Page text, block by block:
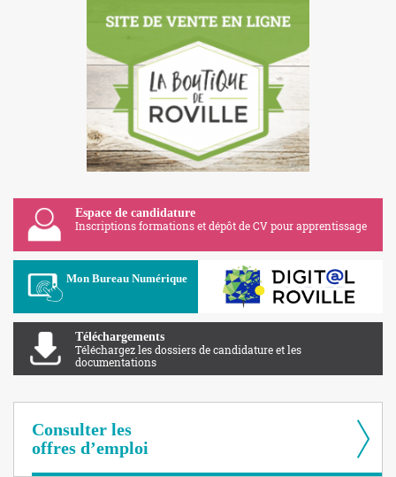
Espace de candidature
Inscriptions formations et dépôt de CV pour apprentissage
Mon Bureau Numérique Apolearn
Téléchargements
Téléchargez les dossiers de candidature et les
documentations
Consulter les
offres d’emploi